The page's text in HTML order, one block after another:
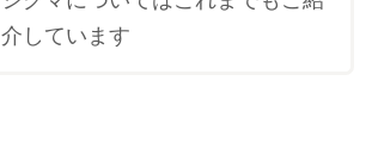
介しています